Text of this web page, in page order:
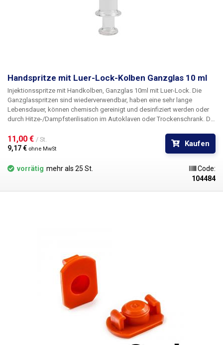
Handspritze mit Luer-Lock-Kolben Ganzglas 10 ml
Injektionsspritze mit Handkolben, Ganzglas 10ml mit Luer-Lock.
Ganzglasspritzen sind wiederverwendbar, haben eine sehr lange
Lebensdauer, können chemisch gereinigt und desinfiziert werden oder
durch Hitze-/Dampfsterilisation im Autoklaven oder Trockenschrank. Die
aufgrund der glatten Wände Temperaturen bis zu 160°C ausgesetzt
werden, sie sind leicht zu reinigen, das Glas wird durch UV-Strahlung
Metallkonnektor ausgestattet, auf den verschiedene Arten von Nadeln,
Spritzen sind flüssigkeitsdicht (nicht gasdicht) Die Temperatur- und
Chemikalienbeständigkeit ergibt sich aus den verwendeten Materialien -
Borosilikatglas und Luer-Lock-Anschluss aus Metall mit
Ganzglasspritzen sind nur für technische Zwecke
bestimmt und müssen vor dem ersten Gebrauch sterilisiert werden.
Packungsinhalt: Spritze 1 Stk
11,00 € / St.
9,17 € ohne MwSt
Kaufen
vorrätig mehr als 25 St.
Code:
104484